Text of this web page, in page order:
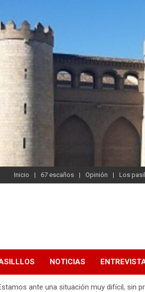
Inicio 67 escaños Opinión Los
NOTICIAS
ante una situación muy difícil, sin